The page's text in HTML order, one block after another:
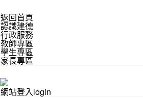
返回首頁
認識建德
行政服務
教師專區
學生專區
家長專區
網站登入login